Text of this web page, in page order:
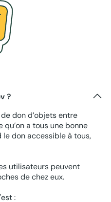
?
don d’objets entre
a tous une bonne
le don accessible à tous,
utilisateurs peuvent
de chez eux.
: